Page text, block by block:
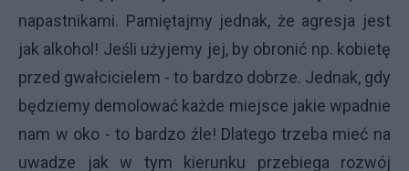
napastnikami. Pamiętajmy jednak, że agresja jest
jak alkohol! Jeśli użyjemy jej, by obronić np. kobietę
przed gwałcicielem - to bardzo dobrze. Jednak, gdy
będziemy demolować każde miejsce jakie wpadnie
nam w oko - to bardzo źle! Dlatego trzeba mieć na
uwadze jak w tym kierunku przebiega rozwój